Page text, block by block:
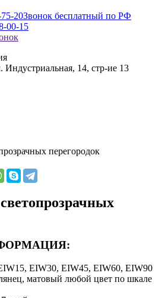
20Звонок бесплатный по РФ
00-15
Индустриальная, 14, стр-ие 13
перегородок
ЕIW30, ЕIW45, ЕIW60, ЕIW90
матовый любой цвет по шкале